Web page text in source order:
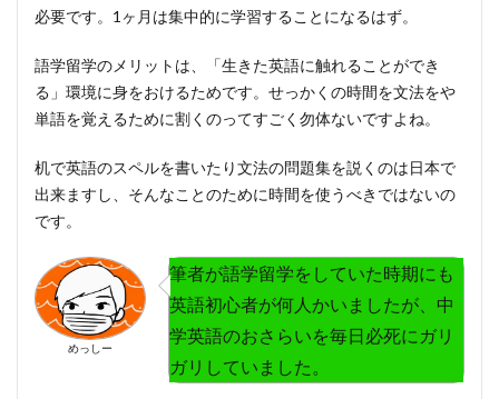
必要です。1ヶ月は集中的に学習することになるはず。
語学留学のメリットは、
「生きた英語に触れることができ
る」 環境に身をおけるためです。せっかくの時間を文法をや
単語を覚えるために割くのってすごく勿体ないですよね。
机で英語のスペルを書いたり文法の問題集を説くのは日本で
出来ますし、そんなことのために時間を使うべきではないの
です。
めっしー
筆者が語学留学をしていた時期にも
英語初心者が何人かいましたが、中
学英語のおさらいを毎日必死にガリ
ガリしていました。